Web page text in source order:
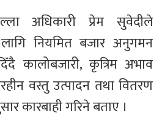
अधिकारी प्रेम सुवेदीले
नियमित बजार अनुगमन
कालोबजारी, कृत्रिम अभाव
वस्तु उत्पादन तथा वितरण
कारबाही गरिने बताए ।